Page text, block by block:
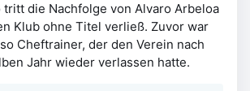
tritt die Nachfolge von Alvaro Arbeloa
Klub ohne Titel verließ. Zuvor war
Cheftrainer, der den Verein nach
Jahr wieder verlassen hatte.